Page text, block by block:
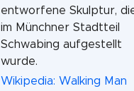
entworfene Skulptur,
im Münchner Stadtteil
Schwabing aufgestellt
wurde.
Wikipedia: Walking Man